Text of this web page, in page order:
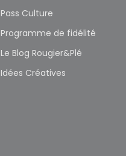
Pass Culture
Programme de fidélité
Le Blog Rougier&Plé
Idées Créatives